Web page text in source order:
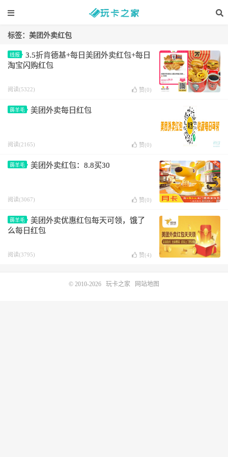
标签：美团外卖红包
线报
3.5折肯德基+每日美团外卖红包+每日
淘宝闪购红包
阅读(5322) 赞(0)
薅羊毛 美团外卖每日红包
阅读(2165) 赞(0)
薅羊毛 美团外卖红包：8.8买30
阅读(3067) 赞(0)
薅羊毛
美团外卖优惠红包每天可领，饿了
么每日红包
阅读(3795) 赞(4)
© 2010-2026 玩卡之家 网站地图